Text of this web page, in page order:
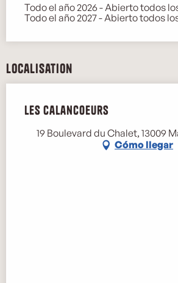
Todo el año 2026 - Abierto todos
Todo el año 2027 - Abierto todos
Localisation
Les Calancoeurs
19 Boulevard du Chalet, 13009
Cómo llegar